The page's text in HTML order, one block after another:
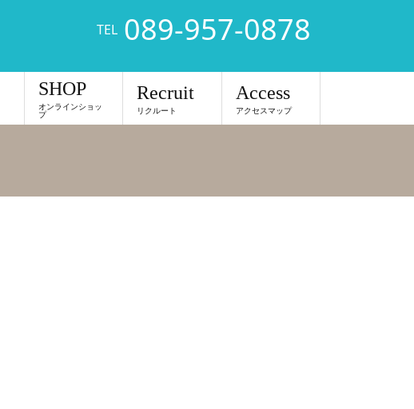
TEL 089-957-0878
SHOP
オンラインショッ
プ
Recruit
リクルート
Access
アクセスマップ